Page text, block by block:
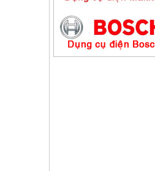
Hồng ký HK200E
Giá:4100000 VND